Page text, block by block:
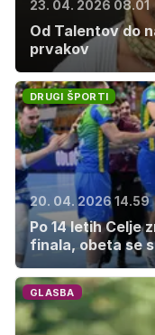
23. 04. 2026 08.01
Od Talentov do
prvakov
DRUGI ŠPORTI
20. 04. 2026 14.59
Po 14 letih Celje
finala, obeta se
GLASBA